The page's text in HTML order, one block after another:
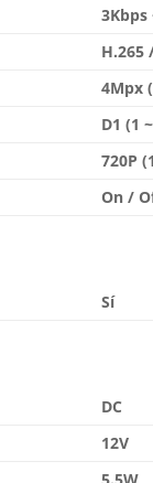
3Kbps
H.265
4Mpx
D1 (1
720P
On /
Sí
DC
12V
5.5W